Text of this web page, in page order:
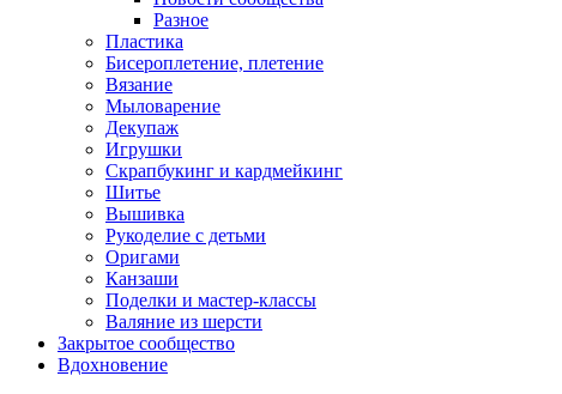
Разное
Пластика
Бисероплетение, плетение
Вязание
Мыловарение
Декупаж
Игрушки
Скрапбукинг и кардмейкинг
Шитье
Вышивка
Рукоделие с детьми
Оригами
Канзаши
Поделки и мастер-классы
Валяние из шерсти
Закрытое сообщество
Вдохновение